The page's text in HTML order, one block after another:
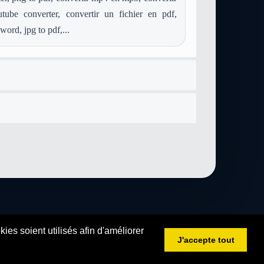
soient utilisés afin d'améliorer
J'accepte tout
convertir mod en image-gif convertir aac en image-gif
convertir postscript en image-gif convertir ps en image-gif
convertir image-webp en image-gif
converter, convertir un fichier en pdf,
jpg to pdf,...